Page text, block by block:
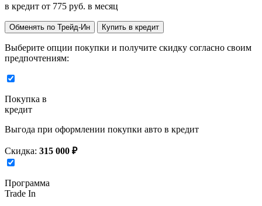
в кредит от 775 руб. в месяц
Обменять по Трейд-Ин Купить в кредит
Выберите опции покупки и получите скидку согласно своим
предпочтениям:
Покупка в
кредит
Выгода при оформлении покупки авто в кредит
Скидка: 315 000 ₽
Программа
Trade In